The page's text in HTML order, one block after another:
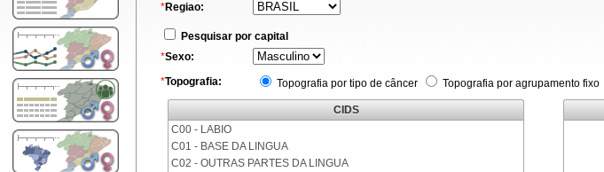
*Regiao:
Pesquisar por capital
*Sexo:
*Topografia: Topografia por tipo de câncer Topografia por agrupamento fixo
CIDS
C00 - LABIO
C01 - BASE DA LINGUA
C02 - OUTRAS PARTES DA LINGUA